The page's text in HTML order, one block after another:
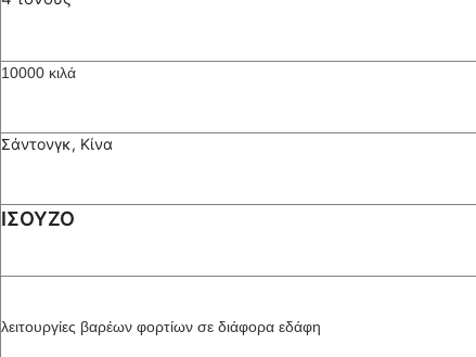
10000 κιλά
Σάντονγκ, Κίνα
ΙΣΟΥΖΟ
λειτουργίες βαρέων φορτίων σε διάφορα εδάφη